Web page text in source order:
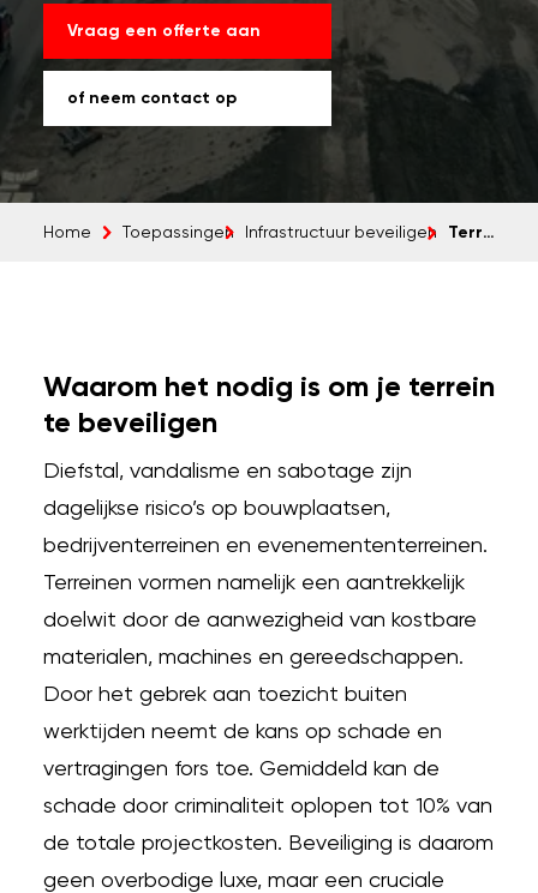
Vraag een offerte aan
of neem contact op
Home Toepassingen Infrastructuur beveiligen Terreinbeveiliging
Waarom het nodig is om je terrein
te beveiligen
Diefstal, vandalisme en sabotage zijn
dagelijkse risico’s op bouwplaatsen,
bedrijventerreinen en evenemententerreinen.
Terreinen vormen namelijk een aantrekkelijk
doelwit door de aanwezigheid van kostbare
materialen, machines en gereedschappen.
Door het gebrek aan toezicht buiten
werktijden neemt de kans op schade en
vertragingen fors toe. Gemiddeld kan de
schade door criminaliteit oplopen tot 10% van
de totale projectkosten. Beveiliging is daarom
geen overbodige luxe, maar een cruciale